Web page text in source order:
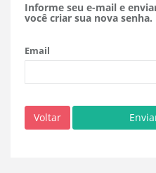
Informe seu e-mail e
você criar sua nova senha.
Email
Voltar